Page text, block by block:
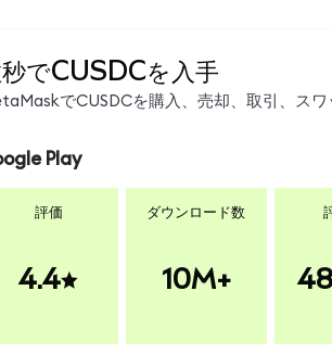
でCUSDCを入手
でCUSDCを購入、売却、取引、ス
Play
評価
4.4
ダウンロード数
10M+